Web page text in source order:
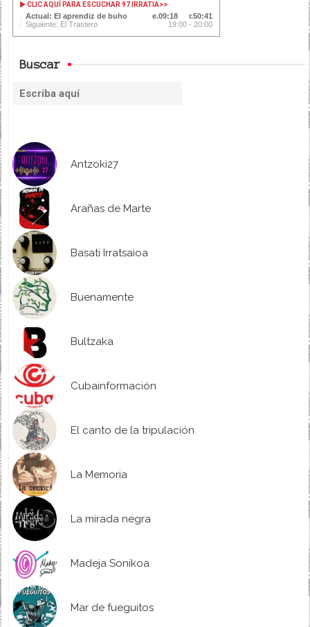
CLIC AQUÍ PARA ESCUCHAR 97 IRRATIA>>
Actual: El aprendiz de buho 09:19
50:40
Siguiente: El Trastero
19:00 - 20:00
Buscar
Antzoki27
Arañas de Marte
Basati Irratsaioa
Buenamente
Bultzaka
Cubainformación
El canto de la tripulación
La Memoria
La mirada negra
Madeja Sonikoa
Mar de fueguitos